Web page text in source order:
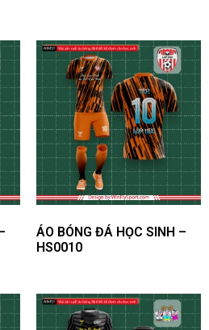
ÁO BÓNG ĐÁ HỌC SINH –
HS0010